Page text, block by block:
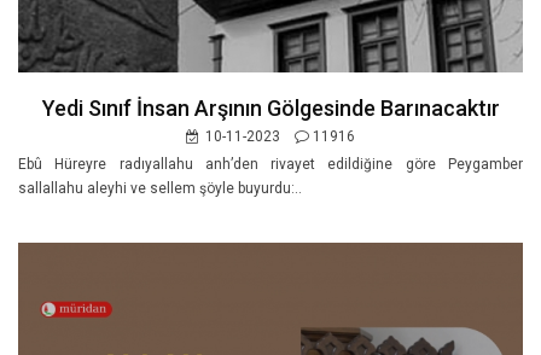
Yedi Sınıf İnsan Arşının Gölgesinde Barınacaktır
10-11-2023
11916
Ebû Hüreyre radıyallahu anh’den rivayet edildiğine göre Peygamber
sallallahu aleyhi ve sellem şöyle buyurdu:..